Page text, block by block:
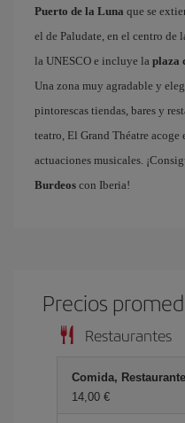
Puerto de la Luna que se
el de Paludate, en el centro de
la UNESCO e incluye la plaza
Una zona muy agradable y
pintorescas tiendas, bares y
teatro, El Grand Théatre acoge
actuaciones musicales.
Burdeos con Iberia!
Precios
Restaurantes
Comida,
14,00 €